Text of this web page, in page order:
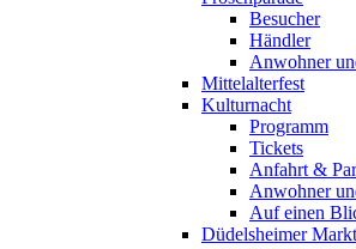
Besucher
Händler
Anwohner
Mittelalterfest
Kulturnacht
Programm
Tickets
Anfahrt &
Anwohner
Auf einen
Düdelsheimer Markt